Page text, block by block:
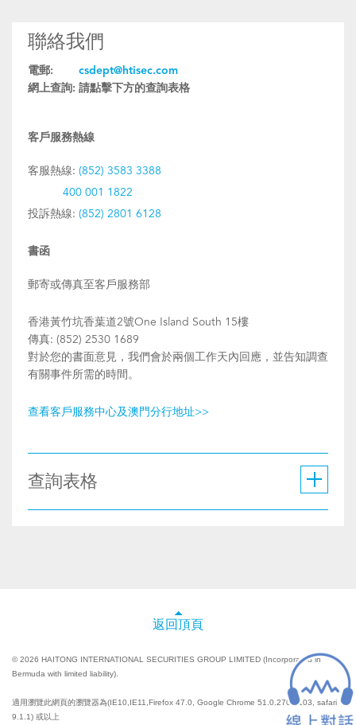
聯絡我們
電郵:
csdept@htisec.com
網上查詢: 請點擊下方的查詢表格
客戶服務熱線
客服熱線: (852) 3583 3388
400 001 1822
投訴熱線: (852) 2801 6128
書函
郵寄或傳真至客戶服務部
香港黃竹坑香葉道2號One Island South 15樓
傳真: (852) 2530 1689
對於您的書面意見，我們會於兩個工作天內回應，並告知調查
有關事件所需的時間。
查看客戶服務中心及澳門分行地址>>
查詢表格
返回頂頁
© 2026 HAITONG INTERNATIONAL SECURITIES GROUP LIMITED (Incorporated in
Bermuda with limited liability).
適用瀏覽此網頁的瀏覽器為(IE10,IE11,Firefox 47.0, Google Chrome 51.0.2704.103, safari
9.1.1) 或以上